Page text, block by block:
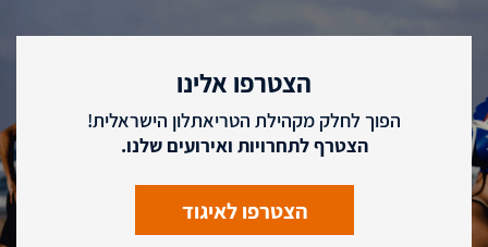
הצטרפו אלינו
הפוך לחלק מקהילת הטריאתלון הישראלית!
הצטרף לתחרויות ואירועים שלנו.
הצטרפו לאיגוד